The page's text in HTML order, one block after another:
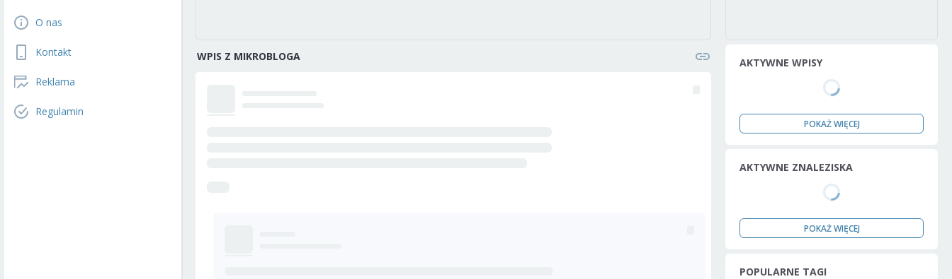
O nas
Kontakt
Reklama
Regulamin
WPIS Z MIKROBLOGA AKTYWNE WPISY
POKAŻ WIĘCEJ
AKTYWNE ZNALEZISKA
POKAŻ WIĘCEJ
POPULARNE TAGI